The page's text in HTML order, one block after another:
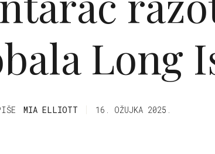
Long
MIA ELLIOTT 16. OŽUJKA 2025.